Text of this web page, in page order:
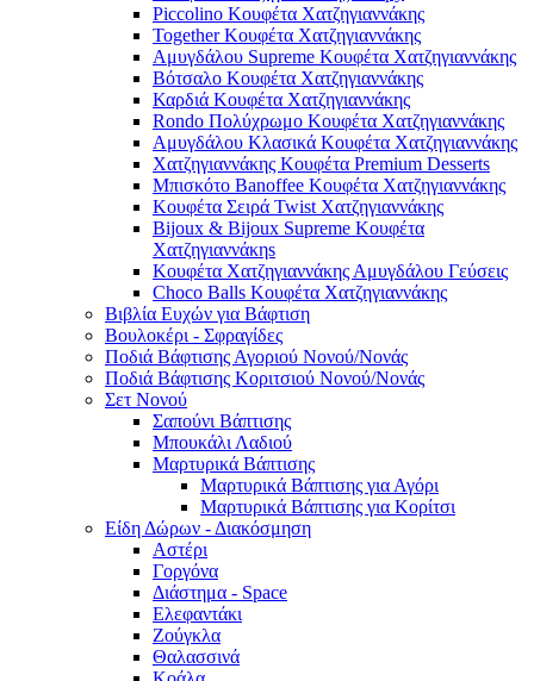
Piccolino Κουφέτα Χατζηγιαννάκης
Together Κουφέτα Χατζηγιαννάκης
Αμυγδάλου Supreme Κουφέτα Χατζηγιαννάκης
Βότσαλο Κουφέτα Χατζηγιαννάκης
Καρδιά Κουφέτα Χατζηγιαννάκης
Rondo Πολύχρωμο Κουφέτα Χατζηγιαννάκης
Αμυγδάλου Κλασικά Κουφέτα Χατζηγιαννάκης
Χατζηγιαννάκης Κουφέτα Premium Desserts
Μπισκότο Banoffee Κουφέτα Χατζηγιαννάκης
Κουφέτα Σειρά Twist Χατζηγιαννάκης
Bijoux & Bijoux Supreme Κουφέτα
Χατζηγιαννάκηs
Κουφέτα Χατζηγιαννάκης Αμυγδάλου Γεύσεις
Choco Balls Κουφέτα Χατζηγιαννάκης
Βιβλία Ευχών για Βάφτιση
Βουλοκέρι - Σφραγίδες
Ποδιά Βάφτισης Αγοριού Νονού/Νονάς
Ποδιά Βάφτισης Κοριτσιού Νονού/Νονάς
Σετ Νονού
Σαπούνι Βάπτισης
Μπουκάλι Λαδιού
Μαρτυρικά Βάπτισης
Μαρτυρικά Βάπτισης για Αγόρι
Μαρτυρικά Βάπτισης για Κορίτσι
Είδη Δώρων - Διακόσμηση
Αστέρι
Γοργόνα
Διάστημα - Space
Ελεφαντάκι
Ζούγκλα
Θαλασσινά